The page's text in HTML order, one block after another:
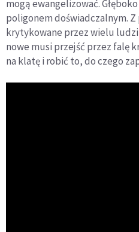
mogą ewangelizować.
poligonem doświadczalnym.
krytykowane przez wielu ludzi
nowe musi przejść przez falę
na klatę i robić to, do czego